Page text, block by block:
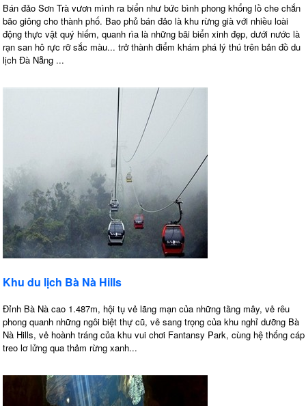
Bán đảo Sơn Trà vươn mình ra biển như bức bình phong khổng lồ che chắn
bão giông cho thành phố. Bao phủ bán đảo là khu rừng già với nhiều loài
động thực vật quý hiếm, quanh rìa là những bãi biển xinh đẹp, dưới nước là
rạn san hô rực rỡ sắc màu... trở thành điểm khám phá lý thú trên bản đồ du
lịch Đà Nẵng ...
Khu du lịch Bà Nà Hills
Đỉnh Bà Nà cao 1.487m, hội tụ vẻ lãng mạn của những tầng mây, vẻ rêu
phong quanh những ngôi biệt thự cũ, vẻ sang trọng của khu nghỉ dưỡng Bà
Nà Hills, vẻ hoành tráng của khu vui chơi Fantansy Park, cùng hệ thống cáp
treo lơ lửng qua thảm rừng xanh...